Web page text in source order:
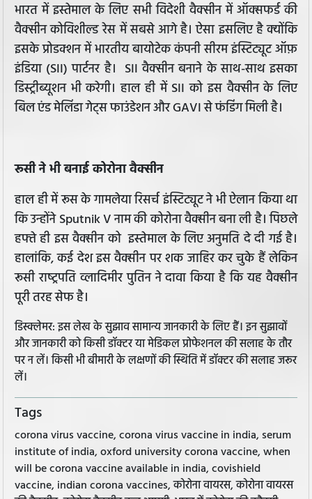
भारत में इस्तेमाल के लिए सभी विदेशी वैक्सीन में ऑक्‍सफर्ड की
वैक्सीन कोविशील्ड रेस में सबसे आगे है। ऐसा इसलिए है क्‍योंकि
इसके प्रोडक्शन में भारतीय बायोटेक कंपनी सीरम इंस्टिट्यूट ऑफ़
इंडिया (SII) पार्टनर है। SII वैक्सीन बनाने के साथ-साथ इसका
डिस्ट्रीब्यूशन भी करेगी। हाल ही में SII को इस वैक्सीन के लिए
बिल एंड मेलिंडा गेट्स फाउंडेशन और GAVI से फंडिंग मिली है।
रूसी ने भी बनाई कोरोना वैक्सीन
हाल ही में रूस के गामलेया रिसर्च इंस्टिट्यूट ने भी ऐलान किया था
कि उन्होंने Sputnik V नाम की कोरोना वैक्‍सीन बना ली है। पिछले
हफ्ते ही इस वैक्‍सीन को इस्‍तेमाल के लिए अनुमति दे दी गई है।
हालांकि, कई देश इस वैक्‍सीन पर शक जाहिर कर चुके हैं लेकिन
रूसी राष्‍ट्रपति व्‍लादिमीर पुतिन ने दावा किया है कि यह वैक्‍सीन
पूरी तरह सेफ है।
डिस्क्लेमर: इस लेख के सुझाव सामान्य जानकारी के लिए हैं। इन सुझावों
और जानकारी को किसी डॉक्टर या मेडिकल प्रोफेशनल की सलाह के तौर
पर न लें। किसी भी बीमारी के लक्षणों की स्थिति में डॉक्टर की सलाह जरूर
लें।
Tags
corona virus vaccine, corona virus vaccine in india, serum
institute of india, oxford university corona vaccine, when
will be corona vaccine available in india, covishield
vaccine, indian corona vaccines, कोरोना वायरस, कोरोना वायरस